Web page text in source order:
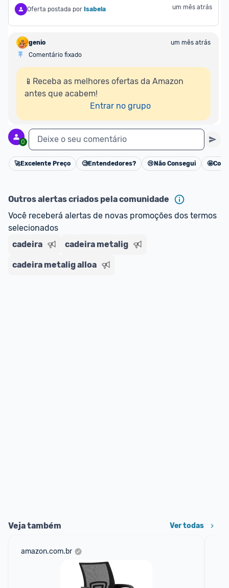
Oferta postada por Isabela um mês atrás
genio
um mês atrás
Comentário fixado
📱Receba as melhores ofertas da Amazon
antes que acabem!
Entrar no grupo
0 Deixe o seu comentário
Cancelar
🚀Excelente Preço 🧐Entendedores? 😢 Não Consegui 🤩
Outros alertas criados pela comunidade
Você receberá alertas de novas promoções dos termos
selecionados
cadeira
cadeira metalig
cadeira metalig alloa
Veja também Ver todas
amazon.com.br